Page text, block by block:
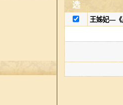
选
王姊妃—《